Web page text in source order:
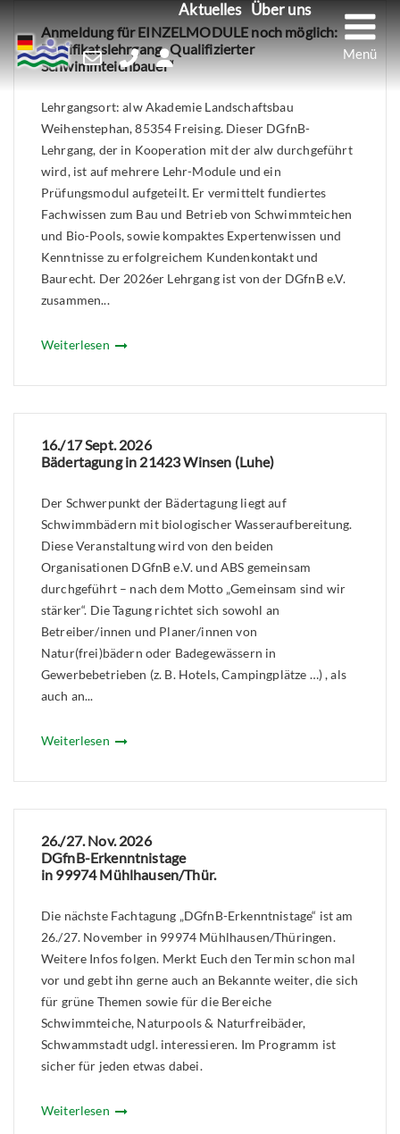
Skip
to
content
Aktuelles Über uns
Anmeldung für EINZELMODULE noch möglich:
Zertifikatslehrgang „Qualifizierter
Schwimmteichbauer“
Lehrgangsort: alw Akademie Landschaftsbau
Weihenstephan, 85354 Freising. Dieser DGfnB-
Lehrgang, der in Kooperation mit der alw durchgeführt
wird, ist auf mehrere Lehr-Module und ein
Prüfungsmodul aufgeteilt. Er vermittelt fundiertes
Fachwissen zum Bau und Betrieb von Schwimmteichen
und Bio-Pools, sowie kompaktes Expertenwissen und
Kenntnisse zu erfolgreichem Kundenkontakt und
Baurecht. Der 2026er Lehrgang ist von der DGfnB e.V.
zusammen...
Weiterlesen
16./17 Sept. 2026
Bädertagung in 21423 Winsen (Luhe)
Der Schwerpunkt der Bädertagung liegt auf
Schwimmbädern mit biologischer Wasseraufbereitung.
Diese Veranstaltung wird von den beiden
Organisationen DGfnB e.V. und ABS gemeinsam
durchgeführt – nach dem Motto „Gemeinsam sind wir
stärker“. Die Tagung richtet sich sowohl an
Betreiber/innen und Planer/innen von
Natur(frei)bädern oder Badegewässern in
Gewerbebetrieben (z. B. Hotels, Campingplätze …) , als
auch an...
Weiterlesen
26./27. Nov. 2026
DGfnB-Erkenntnistage
in 99974 Mühlhausen/Thür.
Die nächste Fachtagung „DGfnB-Erkenntnistage“ ist am
26./27. November in 99974 Mühlhausen/Thüringen.
Weitere Infos folgen. Merkt Euch den Termin schon mal
vor und gebt ihn gerne auch an Bekannte weiter, die sich
für grüne Themen sowie für die Bereiche
Schwimmteiche, Naturpools & Naturfreibäder,
Schwammstadt udgl. interessieren. Im Programm ist
sicher für jeden etwas dabei.
Weiterlesen